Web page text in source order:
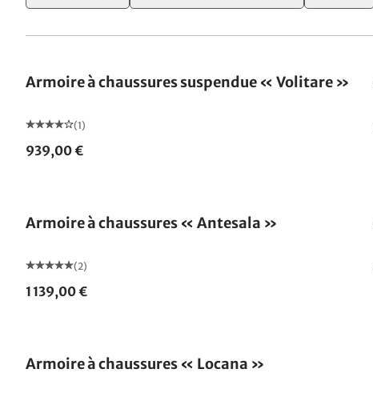
Armoire à chaussures suspendue « Volitare »
(1)
939,00 €
Armoire à chaussures « Antesala »
(2)
1 139,00 €
Armoire à chaussures « Locana »